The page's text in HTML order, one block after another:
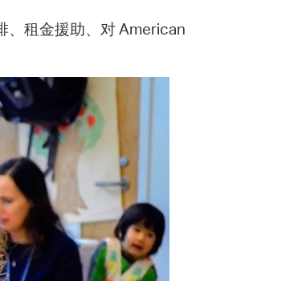
、租金援助、对 American